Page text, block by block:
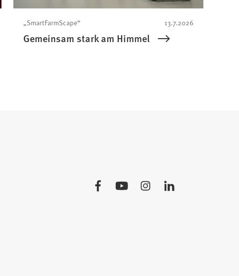
13.7.2026
„SmartFarmScape“
Gemeinsam stark am Himmel